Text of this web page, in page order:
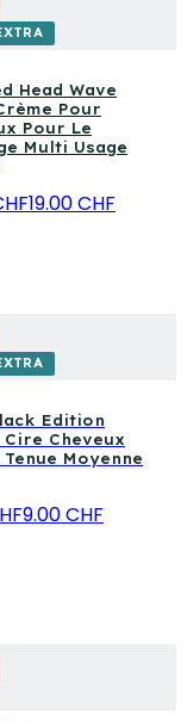
Head Wave
Pour
Pour Le
Multi Usage
19.00 CHF
Edition
Cire Cheveux
Tenue Moyenne
9.00 CHF